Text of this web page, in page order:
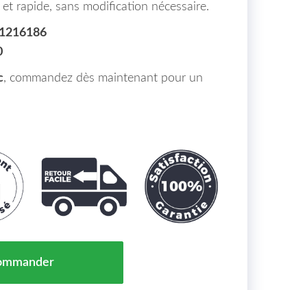
rapide, sans modification nécessaire.
1216186
, commandez dès maintenant pour un